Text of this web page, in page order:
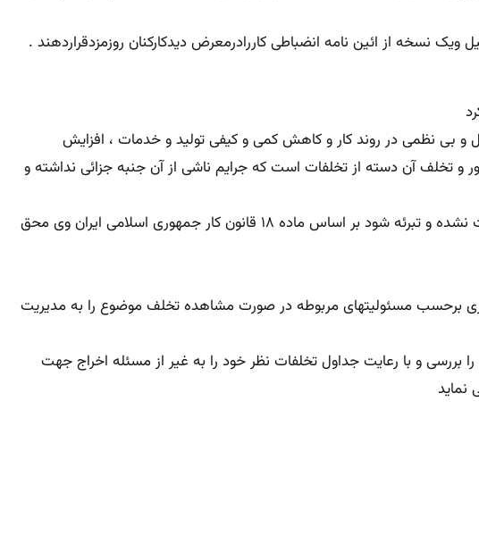
نسخه از ائین نامه انضباطی کاررادرمعرض دیدکارکنان روزمزدقراردهند .
و بی نظمی در روند کار و کاهش کمی و کیفی تولید و خدمات ، افزایش
و تخلف آن دسته از تخلفات است که جرایم ناشی از آن جنبه جزائی نداشته و
ماده ۱۷-چنانچه بر اثر اقدام کارفرما یا نمایندگان قانونی او کارگری تحویل مراجع قضائی شود و در دادگاه صالحه جرم وی ثابت نشده و تبرئه شود بر اساس ماده ۱۸ قانون کار جمهوری اسلامی ایران وی محق
برحسب مسئولیتهای مربوطه در صورت مشاهده تخلف موضوع را به مدیریت
و تحقیقات لازم موضوع را بررسی و با رعایت جداول تخلفات نظر خود را به غیر از مسئله اخراج جهت
نماید